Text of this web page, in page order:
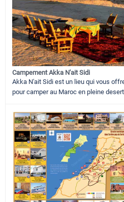
Campement Akka N'ait Sidi
Akka N'ait Sidi est un lieu qui vous
pour camper au Maroc en pleine desert